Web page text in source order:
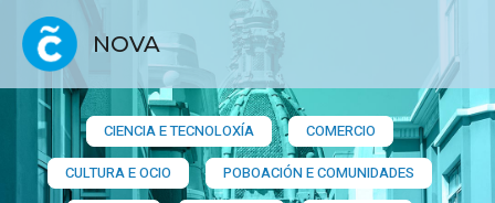
NOVA
CIENCIA E TECNOLOXÍA
COMERCIO
CULTURA E OCIO
POBOACIÓN E COMUNIDADES